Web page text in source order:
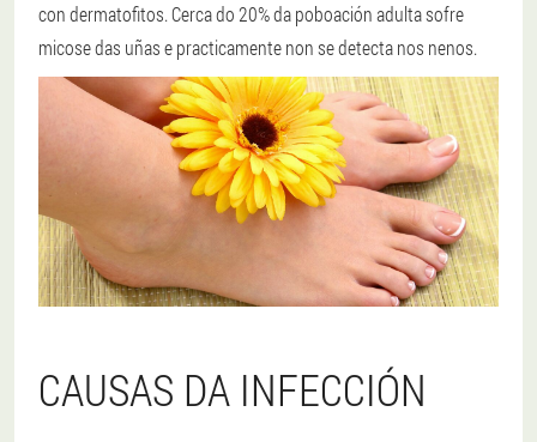
con dermatofitos. Cerca do 20% da poboación adulta sofre
micose das uñas e practicamente non se detecta nos nenos.
CAUSAS DA INFECCIÓN